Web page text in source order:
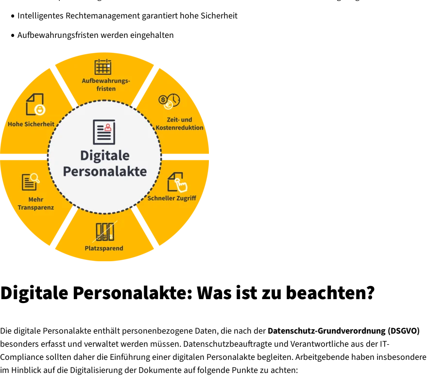
Intelligentes Rechtemanagement garantiert hohe Sicherheit
Aufbewahrungsfristen werden eingehalten
Digitale Per­so­nal­ak­te: Was ist zu beachten?
Die digitale Personalakte enthält personenbezogene Daten, die nach derDatenschutz-Grundverordnung (DSGVO)
besonders erfasst und verwaltet werden müssen. Datenschutzbeauftragte und Verantwortliche aus der IT-
Compliance sollten daher die Einführung einer digitalen Personalakte begleiten. Arbeitgebende haben insbesondere
im Hinblick auf die Digitalisierung der Dokumente auf folgende Punkte zu achten: